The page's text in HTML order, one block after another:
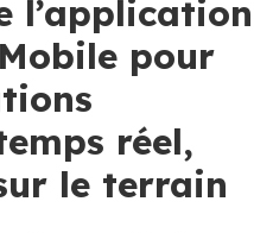
l’application
pour
réel,
le terrain